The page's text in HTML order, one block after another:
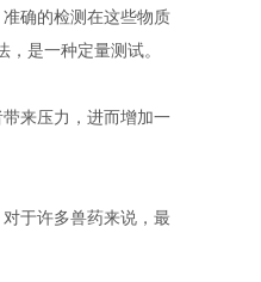
确的检测在这些物质
是一种定量测试。
来压力，进而增加一
于许多兽药来说，最